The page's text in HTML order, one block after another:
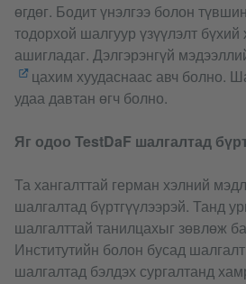
өгдөг. Бодит үнэлгээ болон
тодорхой шалгуур үзүүлэлт бүхий
ашигладаг. Дэлгэрэнгүй
цахим хуудаснаас авч болно.
удаа давтан өгч болно.
Яг одоо TestDaF шалгалтад
Та хангалттай герман хэлний
шалгалтад бүртгүүлээрэй. Танд
шалгалттай танилцахыг зөвлөж
Институтийн болон бусад
шалгалтад бэлдэх сургалтанд